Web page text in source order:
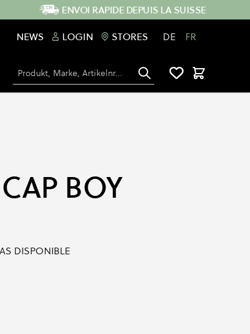
ENVOI RAPIDE DEPUIS LA SUISSE
NEWS
LOGIN STORES DE FR
Chercher Panier
BOY
DISPONIBLE